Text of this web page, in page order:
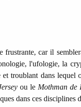
frustrante, car il
l'ufologie, la
troublant dans lequel
ou le Mothman de
dans ces disciplines